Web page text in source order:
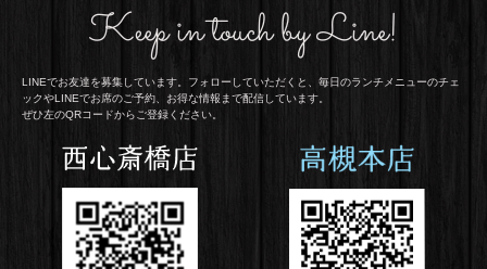
Keep in touch by Line!
LINEでお友達を募集しています。フォローしていただくと、毎日のランチメニューのチェ
ックやLINEでお席のご予約、お得な情報まで配信しています。
ぜひ左のQRコードからご登録ください。